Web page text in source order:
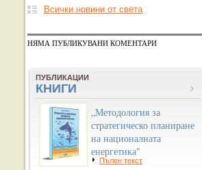
Всички новини от света
НЯМА ПУБЛИКУВАНИ КОМЕНТАРИ
ПУБЛИКАЦИИ
КНИГИ
„Методология за
стратегическо планиране
на националната
енергетика"
Пълен текст